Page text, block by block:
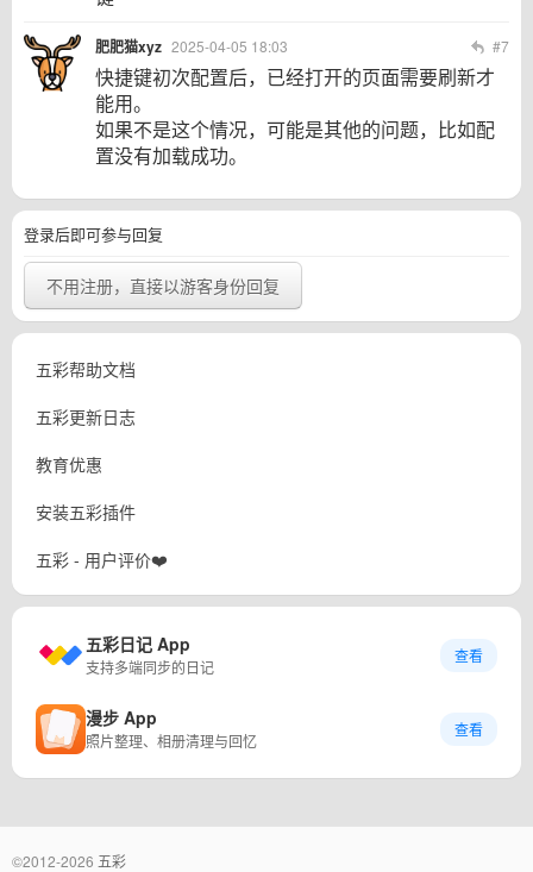
肥肥猫xyz 2025-04-05 18:03 #7
快捷键初次配置后，已经打开的页面需要刷新才
能用。
如果不是这个情况，可能是其他的问题，比如配
置没有加载成功。
登录后即可参与回复
不用注册，直接以游客身份回复
五彩帮助文档
五彩更新日志
教育优惠
安装五彩插件
五彩 - 用户评价❤️
五彩日记 App
支持多端同步的日记
查看
漫步 App
照片整理、相册清理与回忆
查看
©2012-2026 五彩